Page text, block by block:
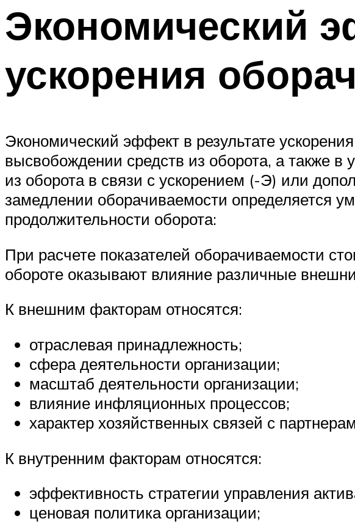
Экономический
ускорения
Экономический эффект в результате
высвобождении средств из оборота, а также
из оборота в связи с ускорением (-Э) или
замедлении оборачиваемости определяется
продолжительности оборота:
При расчете показателей оборачиваемости
обороте оказывают влияние различные
К внешним факторам относятся:
отраслевая принадлежность;
сфера деятельности организации;
масштаб деятельности организации;
влияние инфляционных процессов;
характер хозяйственных связей с
К внутренним факторам относятся:
эффективность стратегии управления
ценовая политика организации;